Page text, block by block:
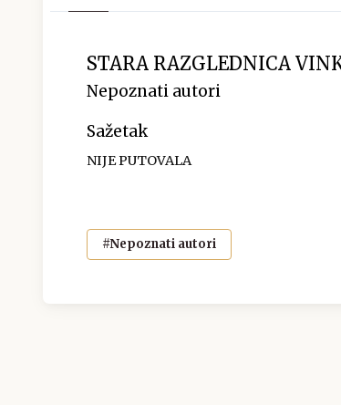
STARA RAZGLEDNICA
Nepoznati autori
Sažetak
NIJE PUTOVALA
#Nepoznati autori